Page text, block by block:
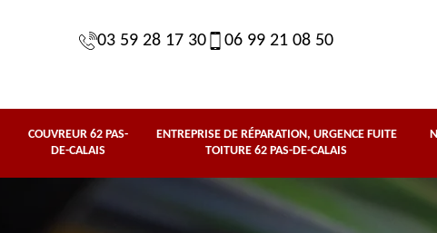
03 59 28 17 30 06 99 21 08 50
COUVREUR 62 PAS-
DE-CALAIS
ENTREPRISE DE RÉPARATION, URGENCE FUITE
TOITURE 62 PAS-DE-CALAIS